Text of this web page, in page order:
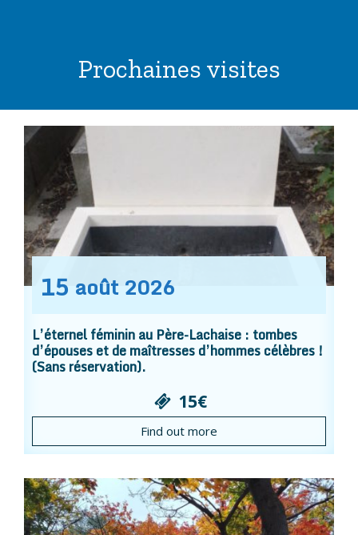
Prochaines visites
15 août 2026
L’éternel féminin au Père-Lachaise : tombes
d’épouses et de maîtresses d’hommes célèbres !
(Sans réservation).
15€
Find out more